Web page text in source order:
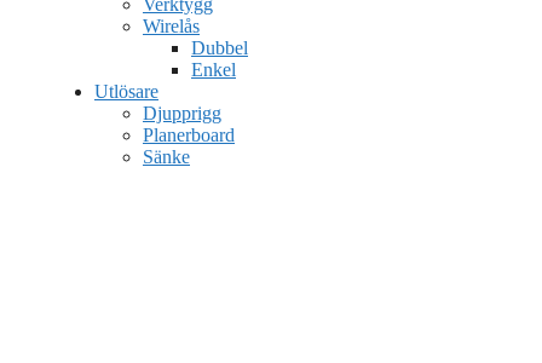
Wirelås
Dubbel
Enkel
Utlösare
Djupprigg
Planerboard
Sänke